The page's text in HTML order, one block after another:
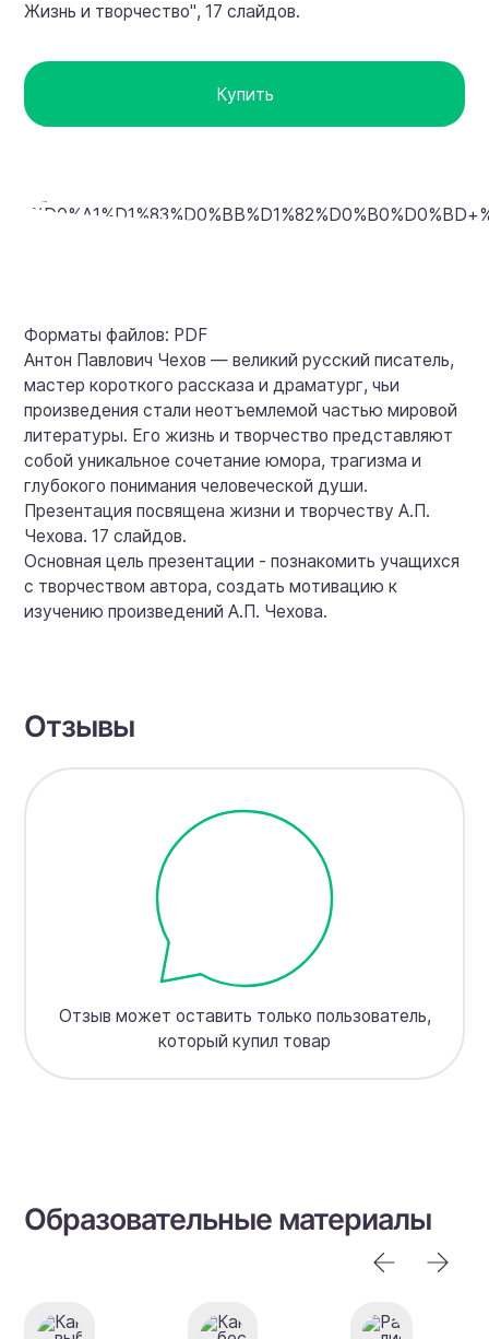
Жизнь и творчество", 17 слайдов.
Купить
Форматы файлов: PDF
Антон Павлович Чехов — великий русский писатель,
мастер короткого рассказа и драматург, чьи
произведения стали неотъемлемой частью мировой
литературы. Его жизнь и творчество представляют
собой уникальное сочетание юмора, трагизма и
глубокого понимания человеческой души.
Презентация посвящена жизни и творчеству А.П.
Чехова. 17 слайдов.
Основная цель презентации - познакомить учащихся
с творчеством автора, создать мотивацию к
изучению произведений А.П. Чехова.
Отзывы
Отзыв может оставить только пользователь,
который купил товар
Образовательные материалы